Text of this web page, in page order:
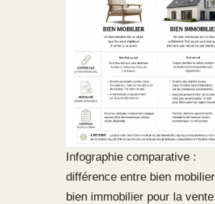
Infographie comparative :
différence entre bien
bien immobilier pour la